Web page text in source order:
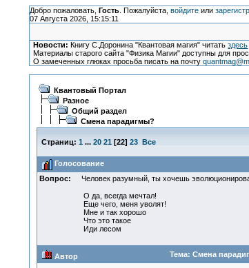
Добро пожаловать, Гость. Пожалуйста, войдитеили
07 Августа 2026, 15:15:11
Новости: Книгу С.Доронина "Квантовая магия" читатьздесь
Материалы старого сайта "Физика Магии" доступны для
О замеченных глюках просьба писать на почту
Квантовый Портал
Разное
Общий раздел
Смена парадигмы?
Страниц: 1 ... 20 21 [22] 23 Все
Голосование
Вопрос:
Человек разумный, ты хочешь
О да, всегда мечтал!
Еще чего, меня уволят!
Мне и так хорошо
Что это такое
Иди лесом
Автор Тема: Смена